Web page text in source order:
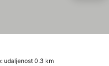
udaljenost 0.3 km